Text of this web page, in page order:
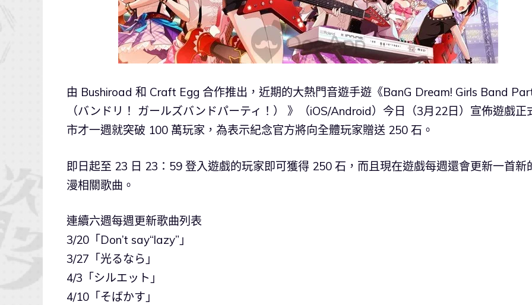
由 Bushiroad 和 Craft Egg 合作推出，近期的大熱門音遊手遊《BanG Dream! Girls Band
（バンドリ！ ガールズバンドパーティ！） 》（iOS/Android）今日（3月22日）宣佈遊戲正
市才一週就突破 100 萬玩家，為表示紀念官方將向全體玩家贈送 250 石。
即日起至 23 日 23：59 登入遊戲的玩家即可獲得 250 石，而且現在遊戲每週還會更新一首新
漫相關歌曲。
連續六週每週更新歌曲列表
3/20「Don’t say“lazy”」
3/27「光るなら」
4/3「シルエット」
4/10「そばかす」